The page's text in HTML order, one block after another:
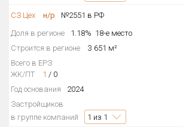
СЗ Цех н/р
№2551 в РФ
Доля в регионе
1.18% 18-е место
Строится в регионе
3 651 м²
Всего в ЕРЗ
ЖК/ПТ
1 / 0
Год основания
2024
Застройщиков
в группе компаний
1 из 1